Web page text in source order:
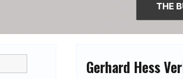
THE
Gerhard Hess